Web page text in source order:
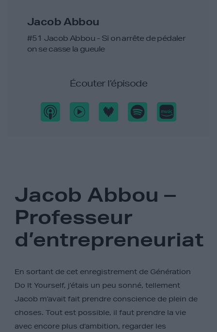
Jacob Abbou
#51 Jacob Abbou - Si on arrête de pédaler
on se casse la gueule
Écouter l’épisode
Jacob Abbou –
Professeur
d’entrepreneuriat
En sortant de cet enregistrement de Génération
Do It Yourself, j’étais un peu sonné, tellement
Jacob m’avait fait prendre conscience de plein de
choses. Tout est possible, il faut prendre la vie
avec encore plus d’ambition, regarder les